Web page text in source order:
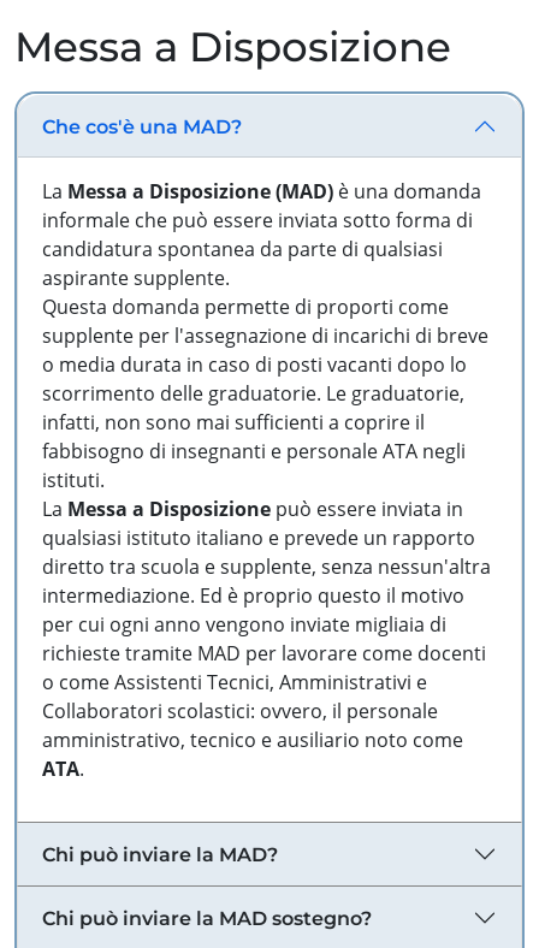
Messa a Disposizione
Che cos'è una MAD?
La Messa a Disposizione (MAD) è una domanda
informale che può essere inviata sotto forma di
candidatura spontanea da parte di qualsiasi
aspirante supplente.
Questa domanda permette di proporti come
supplente per l'assegnazione di incarichi di breve
o media durata in caso di posti vacanti dopo lo
scorrimento delle graduatorie. Le graduatorie,
infatti, non sono mai sufficienti a coprire il
fabbisogno di insegnanti e personale ATA negli
istituti.
La Messa a Disposizione può essere inviata in
qualsiasi istituto italiano e prevede un rapporto
diretto tra scuola e supplente, senza nessun'altra
intermediazione. Ed è proprio questo il motivo
per cui ogni anno vengono inviate migliaia di
richieste tramite MAD per lavorare come docenti
o come Assistenti Tecnici, Amministrativi e
Collaboratori scolastici: ovvero, il personale
amministrativo, tecnico e ausiliario noto come
ATA.
Chi può inviare la MAD?
Chi può inviare la MAD sostegno?